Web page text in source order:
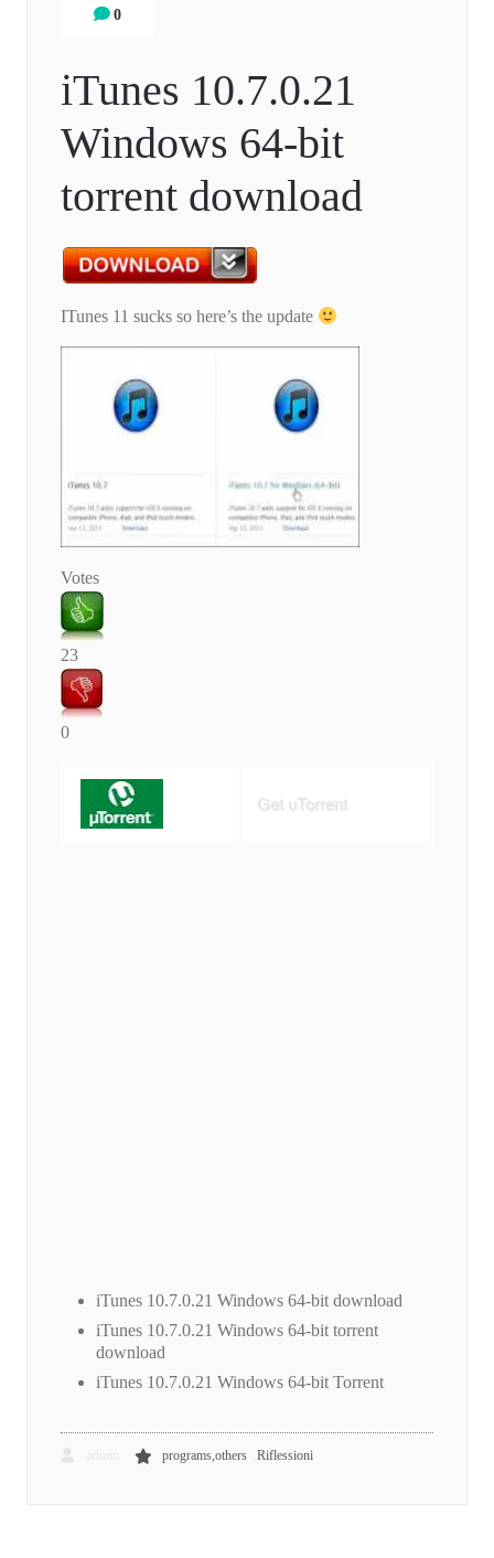
0
iTunes 10.7.0.21
Windows 64-bit
torrent download
ITunes 11 sucks so here’s the update
Votes
23
0
Get uTorrent
iTunes 10.7.0.21 Windows 64-bit download
iTunes 10.7.0.21 Windows 64-bit torrent
download
iTunes 10.7.0.21 Windows 64-bit Torrent
programs,others Riflessioni